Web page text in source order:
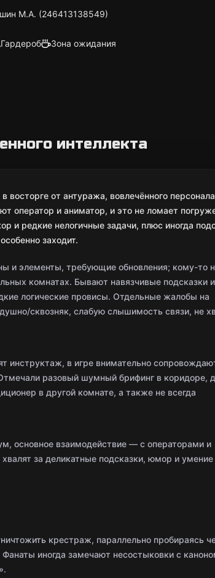
М.А. (246413138549)
Гардероб Зона ожидания
интеллекта
восторге от антуража, вовлечённого
оператор и аниматор, и это не ломает
и редкие нелогичные задачи, плюс иногда
заходит.
и элементы, требующие обновления; кому-то
комнатах. Бывают навязчивые подсказки и
логические провисы. Отдельные жалобы на
сквозняк, слабую слышимость связи, не
инструктаж, в игре внимательно
разовый шумный брифинг в коридоре,
в другой комнате, а также не всегда
основное взаимодействие — с операторами и
за деликатные подсказки, юмор и умение
крестраж, параллельно пробираясь
иногда замечают несостыковки с